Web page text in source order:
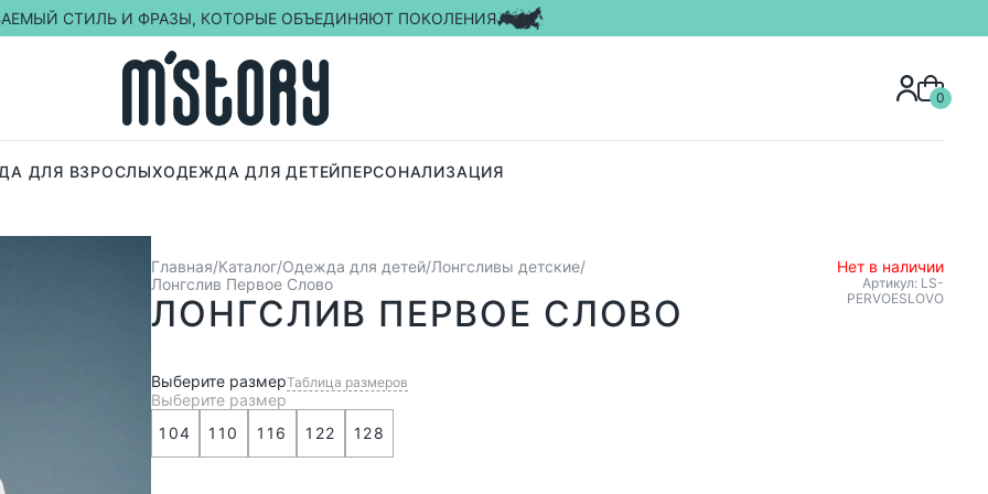
СТИЛЬ И ФРАЗЫ, КОТОРЫЕ ОБЪЕДИНЯЮТ ПОКОЛЕНИЯ
0
ДЛЯ ВЗРОСЛЫХОДЕЖДА ДЛЯ ДЕТЕЙПЕРСОНАЛИЗАЦИЯ
Главная Каталог Одежда для детей Лонгсливы детские
Лонгслив Первое Слово
ЛОНГСЛИВ ПЕРВОЕ СЛОВО
Нет в наличии
Артикул: LS-
PERVOESLOVO
Выберите размерТаблица размеров
Выберите размер
104
110 116 122 128